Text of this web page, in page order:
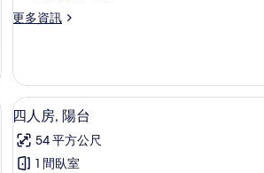
的
有
相
片
更多資訊
更
房,
陽
台
詳
情
單
顯
示
四
四人房, 陽台 |
11
四人房, 陽台
54 平方公尺
1 間臥室